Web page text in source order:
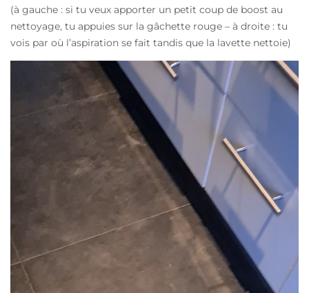
(à gauche : si tu veux apporter un petit coup de boost au
nettoyage, tu appuies sur la gâchette rouge – à droite : tu
vois par où l’aspiration se fait tandis que la lavette nettoie)